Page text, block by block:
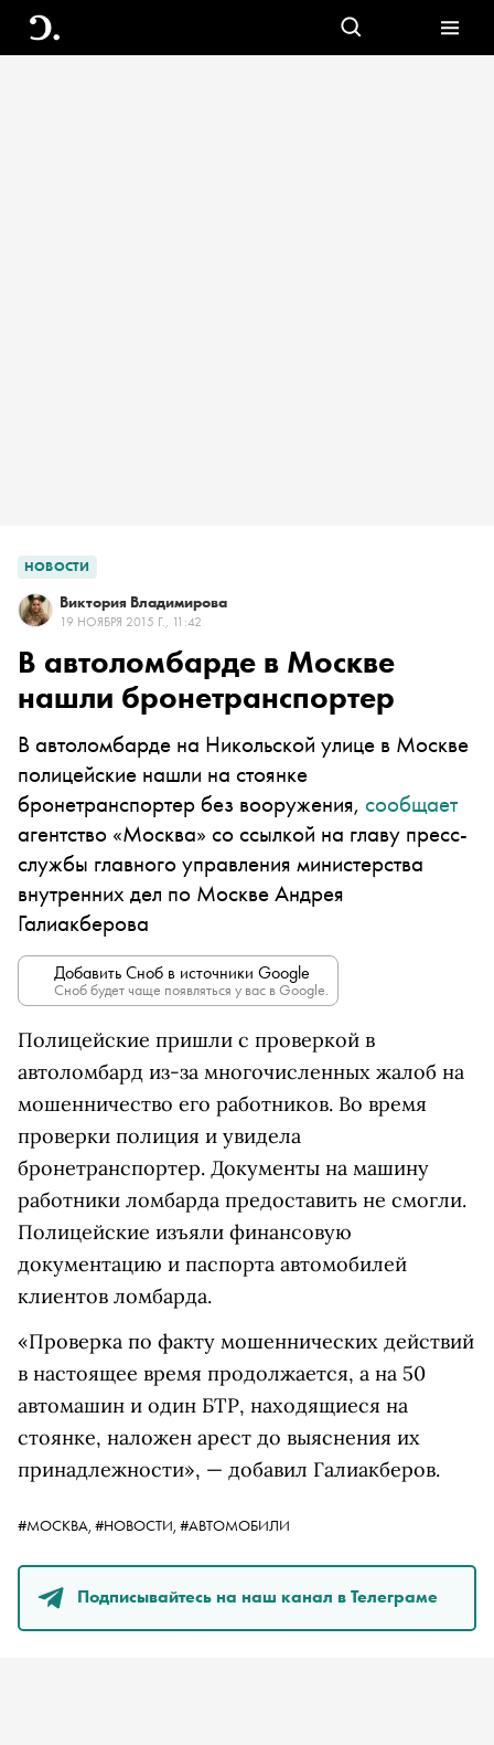
НОВОСТИ
Виктория Владимирова
19 НОЯБРЯ 2015 Г., 11:42
В автоломбарде в Москве
нашли бронетранспортер
В автоломбарде на Никольской улице в Москве
полицейские нашли на стоянке
бронетранспортер без вооружения, сообщает
агентство «Москва» со ссылкой на главу пресс-
службы главного управления министерства
внутренних дел по Москве Андрея
Галиакберова
Добавить Сноб в источники Google
Сноб будет чаще появляться у вас в Google.
Полицейские пришли с проверкой в
автоломбард из-за многочисленных жалоб на
мошенничество его работников. Во время
проверки полиция и увидела
бронетранспортер. Документы на машину
работники ломбарда предоставить не смогли.
Полицейские изъяли финансовую
документацию и паспорта автомобилей
клиентов ломбарда.
«Проверка по факту мошеннических действий
в настоящее время продолжается, а на 50
автомашин и один БТР, находящиеся на
стоянке, наложен арест до выяснения их
принадлежности», — добавил Галиакберов.
#МОСКВА, #НОВОСТИ, #АВТОМОБИЛИ
Подписывайтесь на наш канал в Телеграме